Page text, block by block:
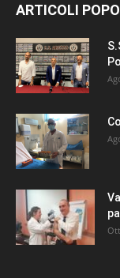
ARTICOLI